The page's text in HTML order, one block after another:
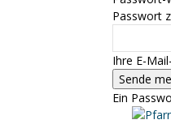
Passwort
Ihre E-
Ein